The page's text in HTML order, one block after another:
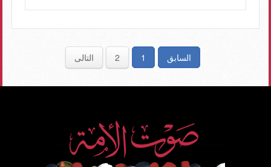
السابق 1
2 التالى